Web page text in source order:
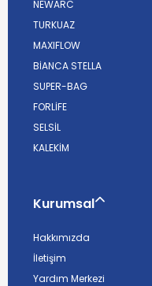
NEWARC
TURKUAZ
MAXIFLOW
BİANCA STELLA
SUPER-BAG
FORLİFE
SELSİL
KALEKİM
Kurumsal
Hakkımızda
İletişim
Yardım Merkezi